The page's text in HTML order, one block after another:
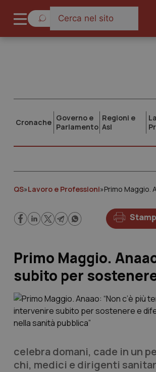
Cronache Governo e
Parlamento
Regioni e
Asl
QS»Lavoro e Professioni»
Primo Maggio.
subito per
celebra domani, cade in un
chi, medici e dirigenti